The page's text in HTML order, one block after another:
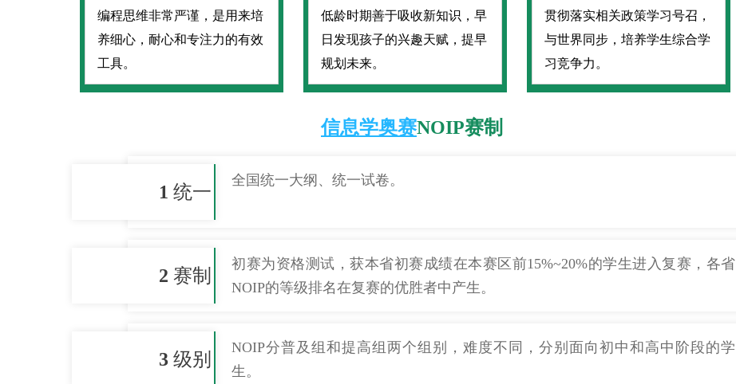
编程思维非常严谨，是用来培
养细心，耐心和专注力的有效
工具。
低龄时期善于吸收新知识，早
日发现孩子的兴趣天赋，提早
规划未来。
贯彻落实相关政策学习号召，
与世界同步，培养学生综合学
习竞争力。
信息学奥赛NOIP赛制
1 统一
全国统一大纲、统一试卷。
2 赛制
初赛为资格测试，获本省初赛成绩在本赛区前15%~20%的学生进入复赛，各省
NOIP的等级排名在复赛的优胜者中产生。
3 级别
NOIP分普及组和提高组两个组别，难度不同，分别面向初中和高中阶段的学
生。